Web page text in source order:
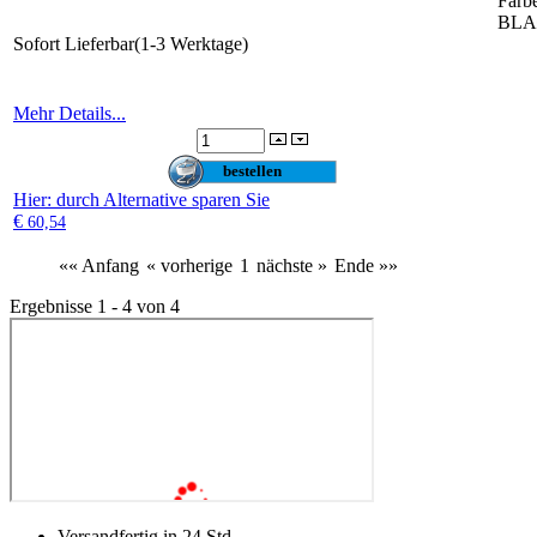
Sofort Lieferbar(1-3 Werktage)
Mehr Details...
Hier: durch Alternative sparen Sie
€ 60,54
«« Anfang « vorherige 1 nächste » Ende »»
Ergebnisse 1 - 4 von 4